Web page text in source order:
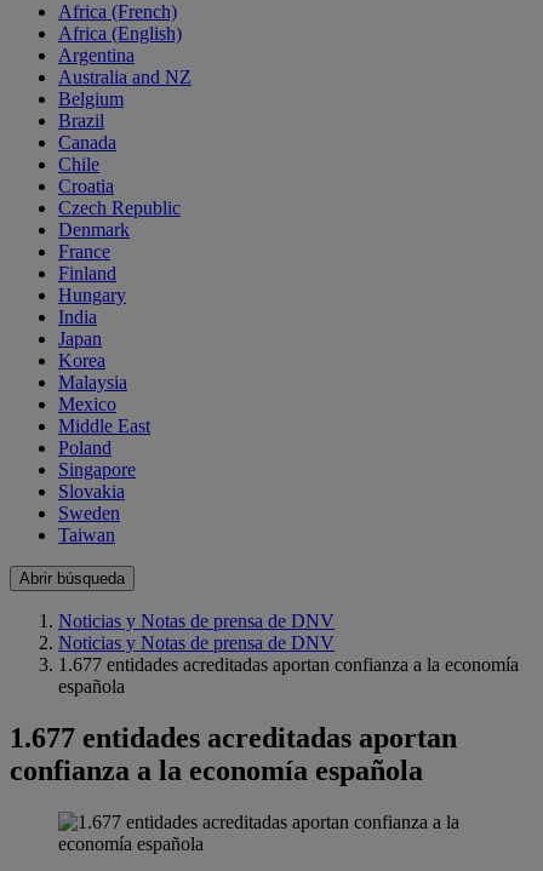
Africa (French)
Africa (English)
Argentina
Australia and NZ
Belgium
Brazil
Canada
Chile
Croatia
Czech Republic
Denmark
France
Finland
Hungary
India
Japan
Korea
Malaysia
Mexico
Middle East
Poland
Singapore
Slovakia
Sweden
Taiwan
Abrir búsqueda
Noticias y Notas de prensa de DNV
Noticias y Notas de prensa de DNV
1.677 entidades acreditadas aportan confianza a la economía
española
1.677 entidades acreditadas aportan
confianza a la economía española